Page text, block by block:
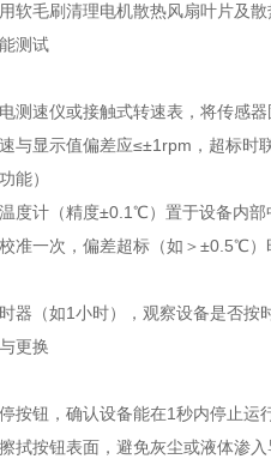
软毛刷清理电机散热风扇叶片及
测试
测速仪或接触式转速表，将传感
与显示值偏差应≤±1rpm，超标时
能）
度计（精度±0.1℃）置于设备内
准一次，偏差超标（如＞±0.5℃
器（如1小时），观察设备是否按
更换
按钮，确认设备能在1秒内停止运
拭按钮表面，避免灰尘或液体渗